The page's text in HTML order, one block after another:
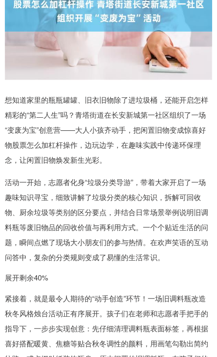
想知道家里的瓶瓶罐罐、旧衣旧物除了进垃圾桶，还能开启怎样
精彩的“第二人生”吗？青塔街道在长安新城第一社区组织了一场
“变废为宝”创意营——大人小孩齐动手，把闲置旧物变成惊喜好
物股票怎么加杠杆操作，边玩边学，在趣味实践中传递环保理
念，让闲置旧物焕发新生光彩。
活动一开始，志愿者化身“垃圾分类导游”，带着大家开启了一场
趣味知识寻宝，细致讲解了垃圾分类的核心知识，拆解可回收
物、厨余垃圾等类别的区分要点，并结合日常场景举例说明旧调
料瓶等废旧物品的回收价值与再利用方式。一个个贴近生活的问
题，瞬间点燃了现场大小朋友们的参与热情。在欢声笑语的互动
问答中，复杂的分类规则变成了易懂的生活常识。
展开剩余40%
紧接着，就是最令人期待的“动手创造”环节！一场旧调料瓶改造
秋冬风格烛台活动正有序展开。孩子们在老师和志愿者手把手的
指导下，一步步实现创意：先仔细清理调料瓶表面标签，再根据
喜好搭配暖黄、焦糖等贴合秋冬调性的颜料，用画笔勾勒出简约